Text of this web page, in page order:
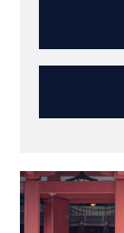
【松山